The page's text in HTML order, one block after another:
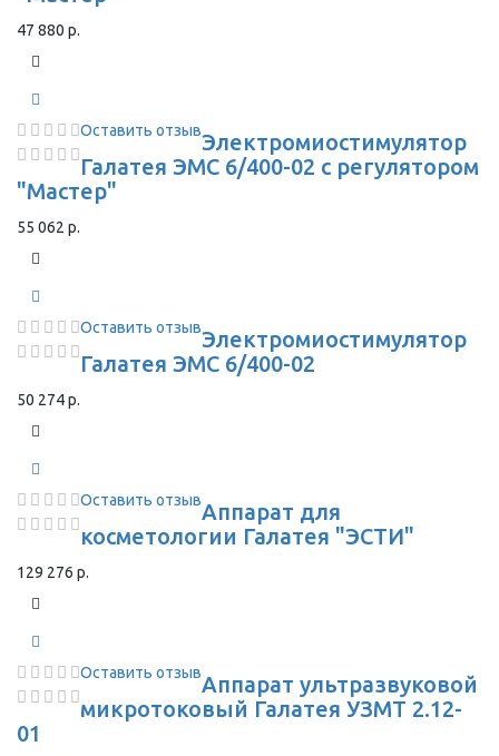
47 880 р.
Оставить отзывЭлектромиостимулятор
Галатея ЭМС 6/400-02 с регулятором
"Мастер"
55 062 р.
Оставить отзывЭлектромиостимулятор
Галатея ЭМС 6/400-02
50 274 р.
Оставить отзывАппарат для
косметологии Галатея "ЭСТИ"
129 276 р.
Оставить отзывАппарат ультразвуковой
микротоковый Галатея УЗМТ 2.12-
01